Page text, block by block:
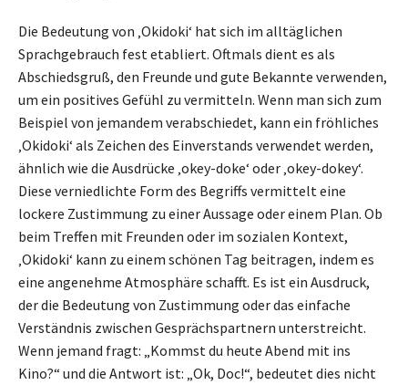
Die Bedeutung von ‚Okidoki‘ hat sich im alltäglichen
Sprachgebrauch fest etabliert. Oftmals dient es als
Abschiedsgruß, den Freunde und gute Bekannte verwenden,
um ein positives Gefühl zu vermitteln. Wenn man sich zum
Beispiel von jemandem verabschiedet, kann ein fröhliches
‚Okidoki‘ als Zeichen des Einverstands verwendet werden,
ähnlich wie die Ausdrücke ‚okey-doke‘ oder ‚okey-dokey‘.
Diese verniedlichte Form des Begriffs vermittelt eine
lockere Zustimmung zu einer Aussage oder einem Plan. Ob
beim Treffen mit Freunden oder im sozialen Kontext,
‚Okidoki‘ kann zu einem schönen Tag beitragen, indem es
eine angenehme Atmosphäre schafft. Es ist ein Ausdruck,
der die Bedeutung von Zustimmung oder das einfache
Verständnis zwischen Gesprächspartnern unterstreicht.
Wenn jemand fragt: „Kommst du heute Abend mit ins
Kino?“ und die Antwort ist: „Ok, Doc!“, bedeutet dies nicht